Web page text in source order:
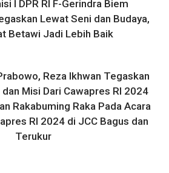
I DPR RI F-Gerindra Biem
Lewat Seni dan Budaya,
Betawi Jadi Lebih Baik
Reza Ikhwan Tegaskan
Misi Dari Cawapres RI 2024
Rakabuming Raka Pada Acara
RI 2024 di JCC Bagus dan
Terukur